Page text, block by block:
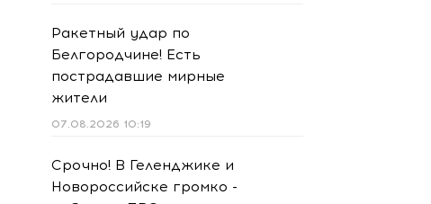
Ракетный удар по
Белгородчине! Есть
пострадавшие мирные
жители
07.08.2026 10:19
Срочно! В Геленджике и
Новороссийске громко -